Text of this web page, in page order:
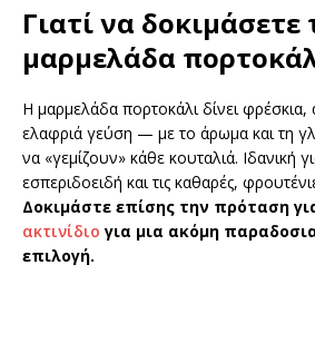
Γιατί να δοκιμάσετε
μαρμελάδα
Η μαρμελάδα πορτοκάλι δίνει φρέσκια,
ελαφριά γεύση — με το άρωμα και τη
να «γεμίζουν» κάθε κουταλιά. Ιδανική
εσπεριδοειδή και τις καθαρές,
Δοκιμάστε επίσης την πρόταση
ακτινίδιο για μια ακόμη
επιλογή.